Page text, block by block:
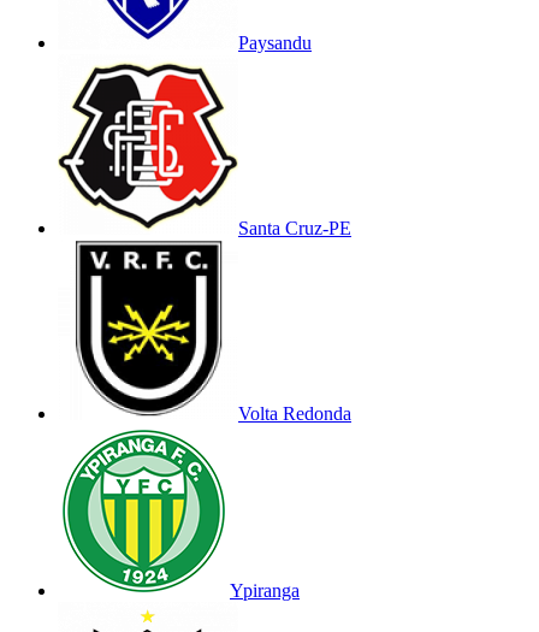
Paysandu
Santa Cruz-PE
Volta Redonda
Ypiranga